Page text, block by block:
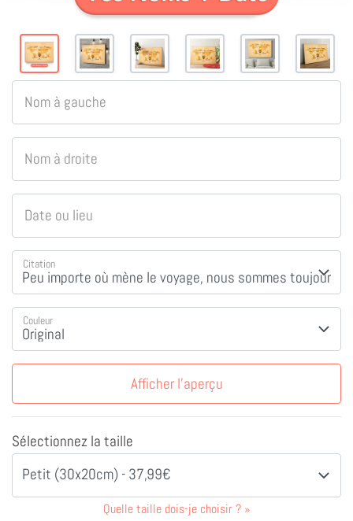
Nom à gauche
Nom à droite
Date ou lieu
Citation
Couleur
Afficher l'aperçu
Sélectionnez la taille
Petit (30x20cm) - 37,99€
Quelle taille dois-je choisir ? »